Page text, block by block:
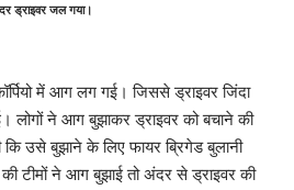
ड्राइवर जल गया।
में आग लग गई। जिससे ड्राइवर जिंदा
लोगों ने आग बुझाकर ड्राइवर को बचाने की
उसे बुझाने के लिए फायर ब्रिगेड बुलानी
टीमों ने आग बुझाई तो अंदर से ड्राइवर की